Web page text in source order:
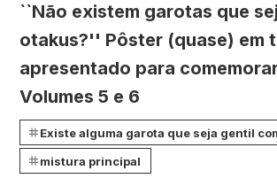
``Não existem garotas que
otakus?'' Pôster (quase) em
apresentado para
Volumes 5 e 6
Existe alguma garota que seja gentil
mistura principal